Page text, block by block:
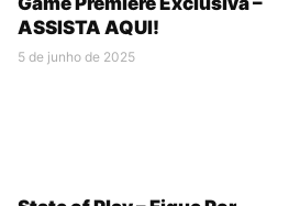
ASSISTA AQUI!
5 de junho de 2025